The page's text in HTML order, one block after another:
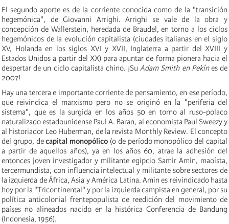
El segundo aporte es de la corriente conocida como de la "transición
hegemónica", de Giovanni Arrighi. Arrighi se vale de la obra y
concepción de Wallerstein, heredada de Braudel, en torno a los ciclos
hegemónicos de la evolución capitalista (ciudades italianas en el siglo
XV, Holanda en los siglos XVI y XVII, Inglaterra a partir del XVIII y
Estados Unidos a partir del XX) para apuntar de forma pionera hacia el
despertar de un ciclo capitalista chino. ¡SuAdam Smith en Pekínes de
2007!
Hay una tercera e importante corriente de pensamiento, en ese período,
que reivindica el marxismo pero no se originó en la "periferia del
sistema", que es la surgida en los años 50 en torno al ruso-polaco
naturalizado estadounidense Paul A. Baran, al economista Paul Sweezy y
al historiador Leo Huberman, de la revista Monthly Review. El concepto
del grupo, decapital monopólico (o de período monopólico del capital
a partir de aquellos años), ya en los años 60, atrae la adhesión del
entonces joven investigador y militante egipcio Samir Amin, maoísta,
tercermundista, con influencia intelectual y militante sobre sectores de
la izquierda de África, Asia y América Latina. Amin es reivindicado hasta
hoy por la "Tricontinental" y por la izquierda campista en general, por su
política anticolonial frentepopulista de reedición del movimiento de
países no alineados nacido en la histórica Conferencia de Bandung
(Indonesia, 1956).